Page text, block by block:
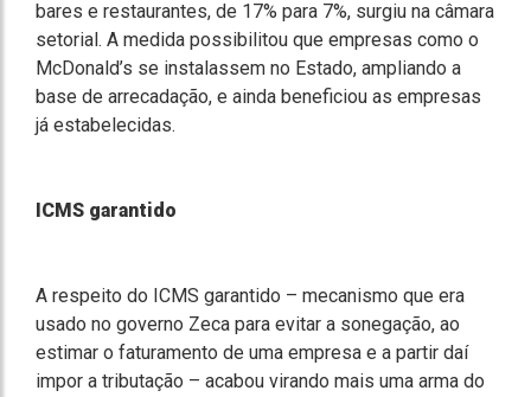
bares e restaurantes, de 17% para 7%, surgiu na câmara
setorial. A medida possibilitou que empresas como o
McDonald’s se instalassem no Estado, ampliando a
base de arrecadação, e ainda beneficiou as empresas
já estabelecidas.
ICMS garantido
A respeito do ICMS garantido – mecanismo que era
usado no governo Zeca para evitar a sonegação, ao
estimar o faturamento de uma empresa e a partir daí
impor a tributação – acabou virando mais uma arma do